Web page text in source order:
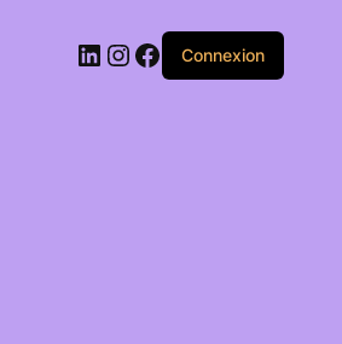
LinkedIn
Instagram
Facebook
Connexion